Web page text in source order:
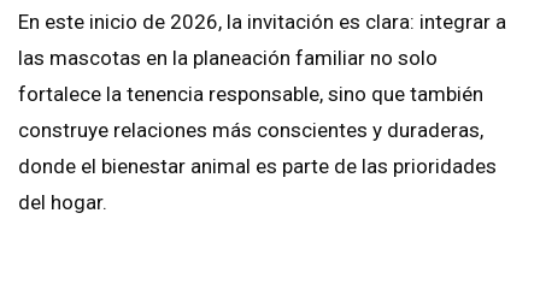
En este inicio de 2026, la invitación es clara: integrar a
las mascotas en la planeación familiar no solo
fortalece la tenencia responsable, sino que también
construye relaciones más conscientes y duraderas,
donde el bienestar animal es parte de las prioridades
del hogar.